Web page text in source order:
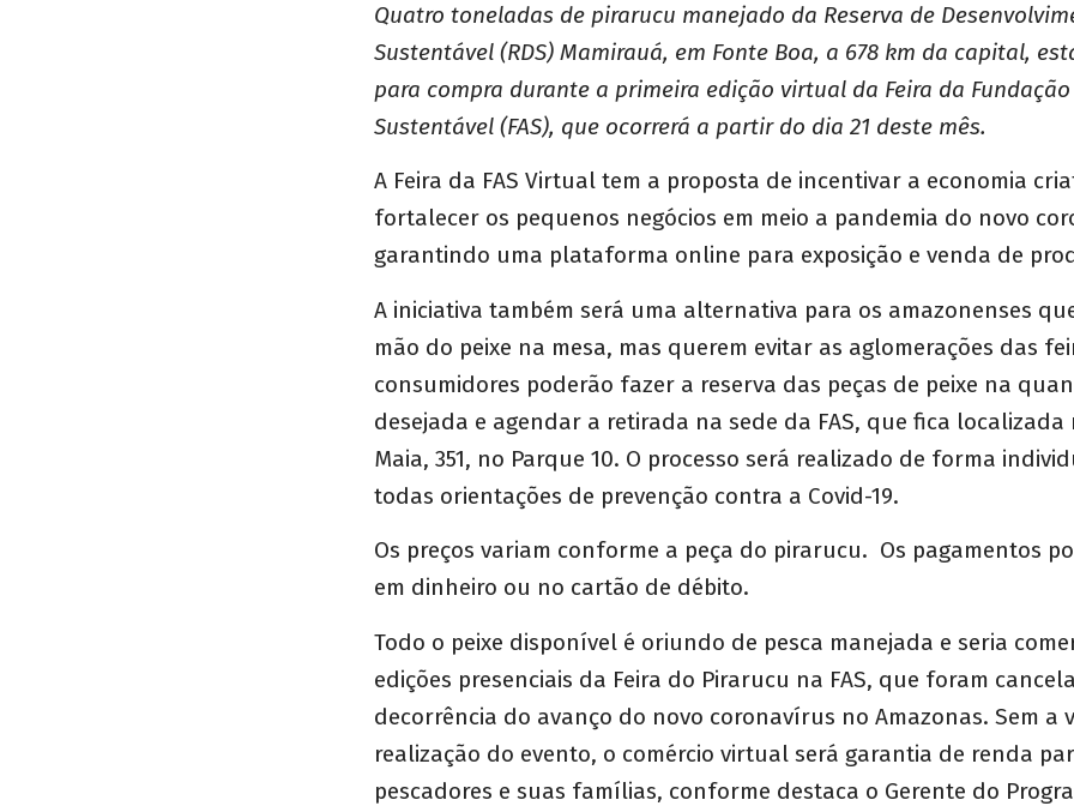
Quatro toneladas de pirarucu manejado da Reserva de
Sustentável (RDS) Mamirauá, em Fonte Boa, a 678 km da capital,
para compra durante a primeira edição virtual da Feira da
Sustentável (FAS), que ocorrerá a partir do dia 21 deste mês.
A Feira da FAS Virtual tem a proposta de incentivar a economia
fortalecer os pequenos negócios em meio a pandemia do novo
garantindo uma plataforma online para exposição e venda de
A iniciativa também será uma alternativa para os amazonenses
mão do peixe na mesa, mas querem evitar as aglomerações das
consumidores poderão fazer a reserva das peças de peixe na
desejada e agendar a retirada na sede da FAS, que fica localizada
Maia, 351, no Parque 10. O processo será realizado de forma
todas orientações de prevenção contra a Covid-19.
Os preços variam conforme a peça do pirarucu. Os pagamentos
em dinheiro ou no cartão de débito.
Todo o peixe disponível é oriundo de pesca manejada e seria
edições presenciais da Feira do Pirarucu na FAS, que foram
decorrência do avanço do novo coronavírus no Amazonas. Sem a
realização do evento, o comércio virtual será garantia de renda
pescadores e suas famílias, conforme destaca o Gerente do